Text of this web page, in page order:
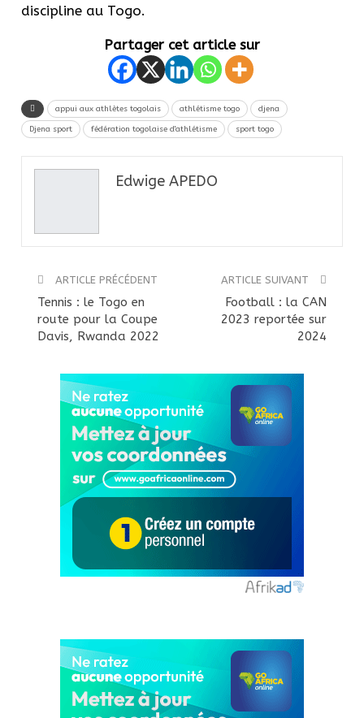
discipline au Togo.
Partager cet article sur
appui aux athlètes togolais athlétisme togo djena
Djena sport fédération togolaise d'athlétisme sport togo
Edwige APEDO
ARTICLE PRÉCÉDENT
Tennis : le Togo en
route pour la Coupe
Davis, Rwanda 2022
ARTICLE SUIVANT
Football : la CAN
2023 reportée sur
2024